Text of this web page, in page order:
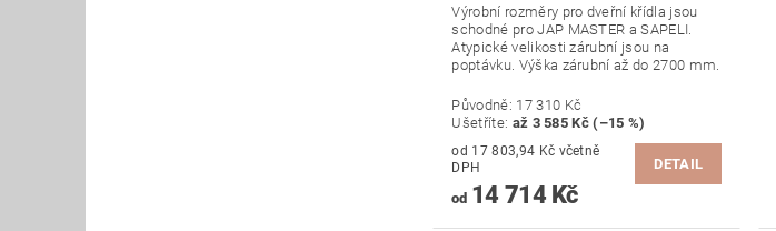
Výrobní rozměry pro dveřní křídla jsou
schodné pro JAP MASTER a SAPELI.
Atypické velikosti zárubní jsou na
poptávku. Výška zárubní až do 2700 mm.
Původně: 17 310 Kč
Ušetříte: až 3 585 Kč (–15 %)
od 17 803,94 Kč včetně
DPH
od14 714 Kč
DETAIL